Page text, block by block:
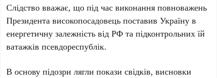
Слідство вважає, що під час виконання повноважень
Президента високопосадовець поставив Україну в
енергетичну залежність від РФ та підконтрольних їй
ватажків псевдореспублік.
В основу підозри лягли покази свідків, висновки